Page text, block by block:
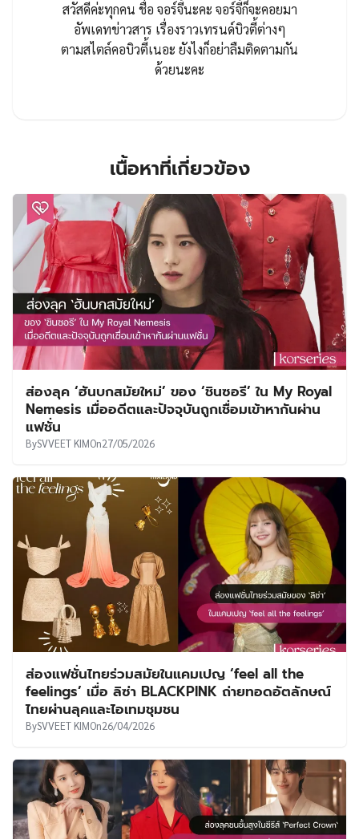
สวัสดีค่ะทุกคน ชื่อ จอร์จี้นะคะ จอร์จี้ก็จะคอยมา
อัพเดทข่าวสาร เรื่องราวเทรนด์บิวตี้ต่างๆ
ตามสไตล์คอบิวตี้เนอะ ยังไงก็อย่าลืมติดตามกัน
ด้วยนะคะ
เนื้อหาที่เกี่ยวข้อง
ส่องลุค ‘ฮันบกสมัยใหม่’ ของ ‘ชินซอรี’ ใน My Royal
Nemesis เมื่ออดีตและปัจจุบันถูกเชื่อมเข้าหากันผ่าน
แฟชั่น
BySVVEET KIMOn27/05/2026
ส่องแฟชั่นไทยร่วมสมัยในแคมเปญ ‘feel all the
feelings’ เมื่อ ลิซ่า BLACKPINK ถ่ายทอดอัตลักษณ์
ไทยผ่านลุคและไอเทมชุมชน
BySVVEET KIMOn26/04/2026